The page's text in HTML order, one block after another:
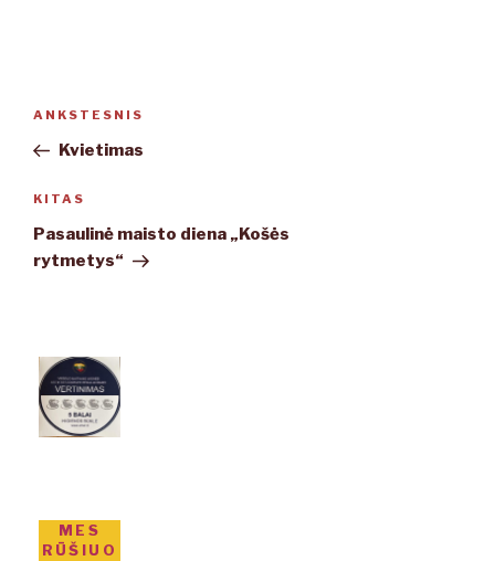
Navigacija
Ankstesnis
įrašas
ANKSTESNIS
Kvietimas
Kitas
įrašas
KITAS
Pasaulinė maisto diena „Košės
rytmetys“
MES
RŪŠIUO